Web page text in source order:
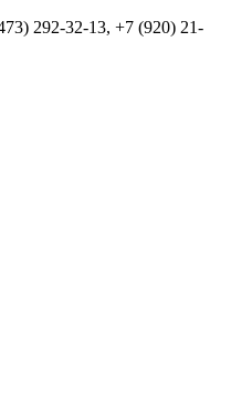
292-32-13, +7 (920) 21-